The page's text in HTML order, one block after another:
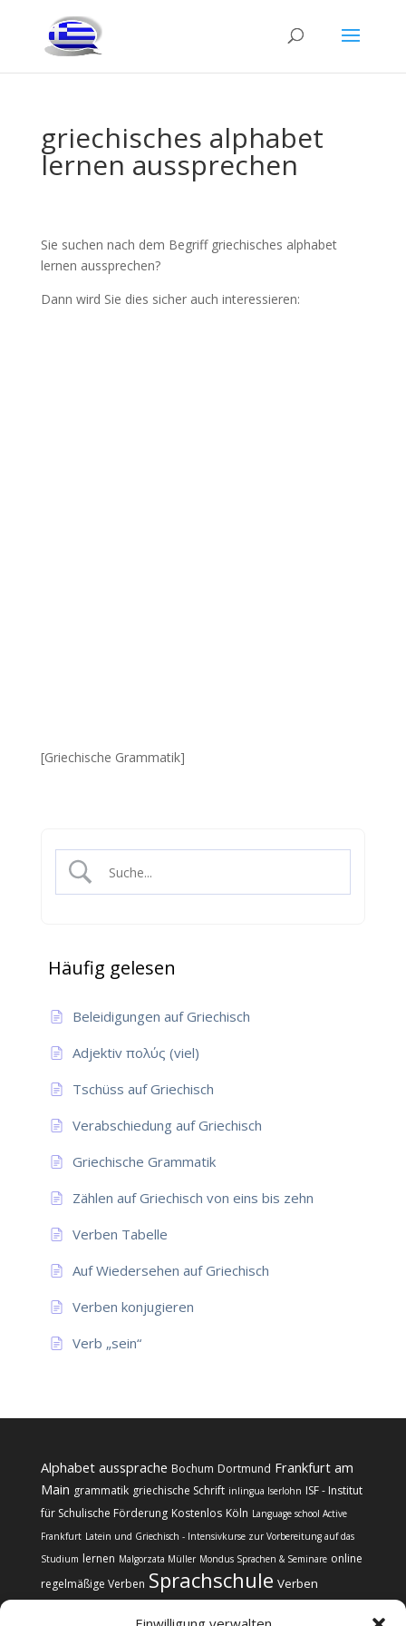
griechisches alphabet
lernen aussprechen
Sie suchen nach dem Begriff griechisches alphabet
lernen aussprechen?
Dann wird Sie dies sicher auch interessieren:
[Griechische Grammatik]
Häufig gelesen
Beleidigungen auf Griechisch
Adjektiv πολύς (viel)
Tschüss auf Griechisch
Verabschiedung auf Griechisch
Griechische Grammatik
Zählen auf Griechisch von eins bis zehn
Verben Tabelle
Auf Wiedersehen auf Griechisch
Verben konjugieren
Verb „sein“
Alphabet aussprache Bochum Dortmund Frankfurt am
Main grammatik griechische Schrift inlingua Iserlohn ISF - Institut
für Schulische Förderung Kostenlos Köln Language school Active
Frankfurt Latein und Griechisch - Intensivkurse zur Vorbereitung auf das
Studium lernen Malgorzata Müller Mondus Sprachen & Seminare online
regelmäßige Verben Sprachschule Verben